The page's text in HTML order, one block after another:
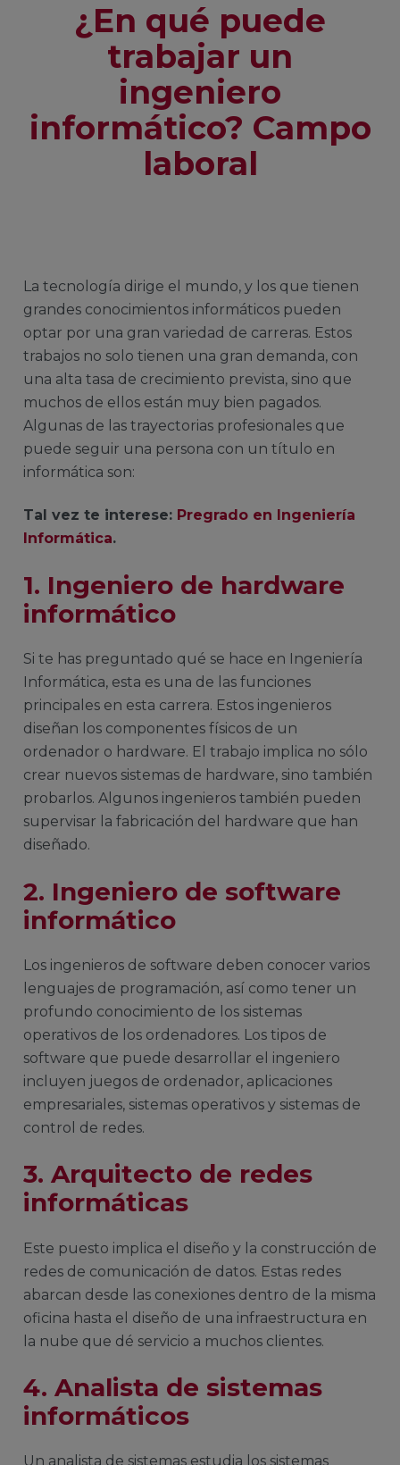
¿En qué puede
trabajar un
ingeniero
informático? Campo
laboral
La tecnología dirige el mundo, y los que tienen
grandes conocimientos informáticos pueden
optar por una gran variedad de carreras. Estos
trabajos no solo tienen una gran demanda, con
una alta tasa de crecimiento prevista, sino que
muchos de ellos están muy bien pagados.
Algunas de las trayectorias profesionales que
puede seguir una persona con un título en
informática son:
Tal vez te interese: Pregrado en Ingeniería
Informática.
1. Ingeniero de hardware
informático
Si te has preguntado qué se hace en Ingeniería
Informática, esta es una de las funciones
principales en esta carrera. Estos ingenieros
diseñan los componentes físicos de un
ordenador o hardware. El trabajo implica no sólo
crear nuevos sistemas de hardware, sino también
probarlos. Algunos ingenieros también pueden
supervisar la fabricación del hardware que han
diseñado.
2. Ingeniero de software
informático
Los ingenieros de software deben conocer varios
lenguajes de programación, así como tener un
profundo conocimiento de los sistemas
operativos de los ordenadores. Los tipos de
software que puede desarrollar el ingeniero
incluyen juegos de ordenador, aplicaciones
empresariales, sistemas operativos y sistemas de
control de redes.
3. Arquitecto de redes
informáticas
Este puesto implica el diseño y la construcción de
redes de comunicación de datos. Estas redes
abarcan desde las conexiones dentro de la misma
oficina hasta el diseño de una infraestructura en
la nube que dé servicio a muchos clientes.
4. Analista de sistemas
informáticos
Un analista de sistemas estudia los sistemas